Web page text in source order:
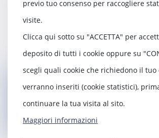
Rescisione delle relazioni
Concorrenza sleale
Negoziato e arbitrato
Ritorno
Contatti
previo tuo consenso per raccogliere
visite.
Clicca qui sotto su "ACCETTA" per
deposito di tutti i cookie oppure su
scegli quali cookie che richiedono il tuo
verranno inseriti (cookie statistici),
continuare la tua visita al sito.
Maggiori informazioni